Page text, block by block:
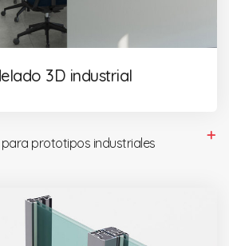
3D industrial
para prototipos industriales